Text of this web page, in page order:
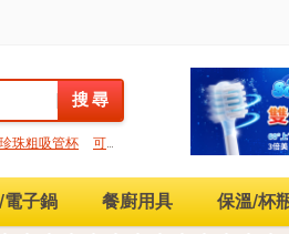
搜 尋
珍珠粗吸管杯
可微
電子鍋 餐廚用具 保溫/杯